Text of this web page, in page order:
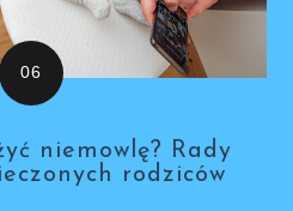
niemowlę? Rady
rodziców